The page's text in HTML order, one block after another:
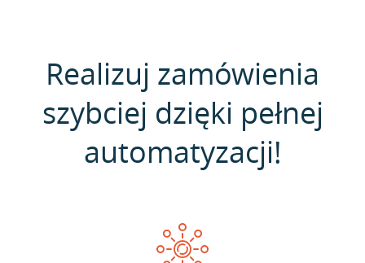
Realizuj zamówienia
szybciej dzięki pełnej
automatyzacji!